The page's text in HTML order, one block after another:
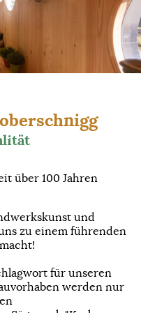
über 100 Jahren
und
zu einem führenden
für unseren
werden nur